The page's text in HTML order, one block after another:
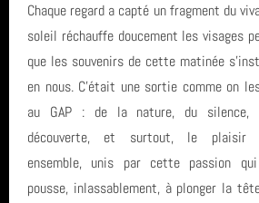
Chaque regard a capté un fragment du
soleil réchauffe doucement les visages
que les souvenirs de cette matinée
en nous. C’était une sortie comme on
au GAP : de la nature, du silence,
découverte, et surtout, le plaisir
ensemble, unis par cette passion
pousse, inlassablement, à plonger la